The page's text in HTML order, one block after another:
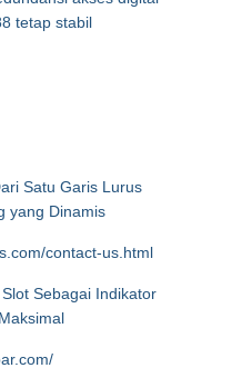
tetap stabil
Satu Garis Lurus
yang Dinamis
contact-us.html
Sebagai Indikator